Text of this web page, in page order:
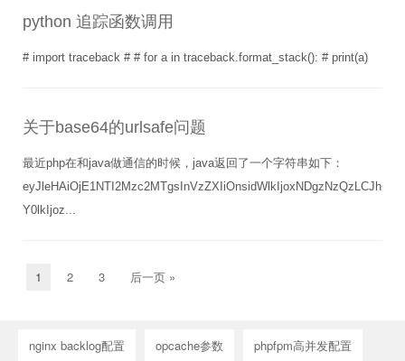
python 追踪函数调用
# import traceback # # for a in traceback.format_stack(): # print(a)
关于base64的urlsafe问题
最近php在和java做通信的时候，java返回了一个字符串如下：
eyJleHAiOjE1NTI2Mzc2MTgsInVzZXIiOnsidWlkIjoxNDgzNzQzLCJh
Y0lkIjoz...
1 2 3 后一页 »
nginx backlog配置 opcache参数 phpfpm高并发配置